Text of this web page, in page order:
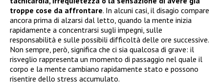
troppe cose da affrontare. In alcuni casi, il disagio compare
ancora prima di alzarsi dal letto, quando la mente inizia
rapidamente a concentrarsi sugli impegni, sulle
responsabilità e sulle possibili difficoltà delle ore successive.
Non sempre, però, significa che ci sia qualcosa di grave: il
risveglio rappresenta un momento di passaggio nel quale il
corpo e la mente cambiano rapidamente stato e possono
risentire dello stress accumulato.